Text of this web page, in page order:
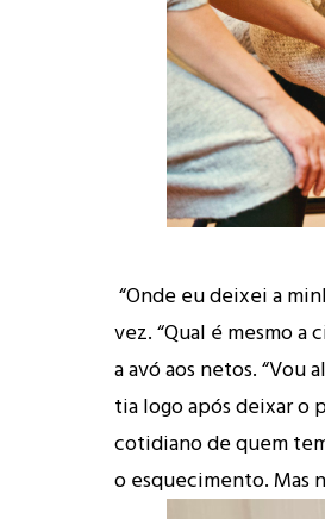
“Onde eu deixei a
vez. “Qual é mesmo a
a avó aos netos. “Vou
tia logo após deixar o
cotidiano de quem
o esquecimento. Mas